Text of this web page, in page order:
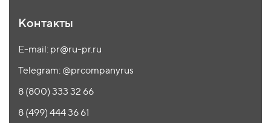
Контакты
E-mail: pr@ru-pr.ru
Telegram: @prcompanyrus
8 (800) 333 32 66
8 (499) 444 36 61